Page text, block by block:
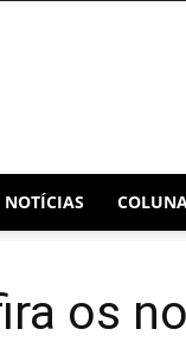
NOTÍCIAS
os